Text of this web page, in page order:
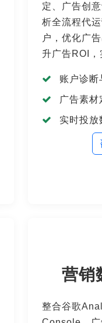
定、广告创
析全流程代
户，优化广
升广告ROI，
账户诊断
广告素材
实时投放
营销
整合谷歌